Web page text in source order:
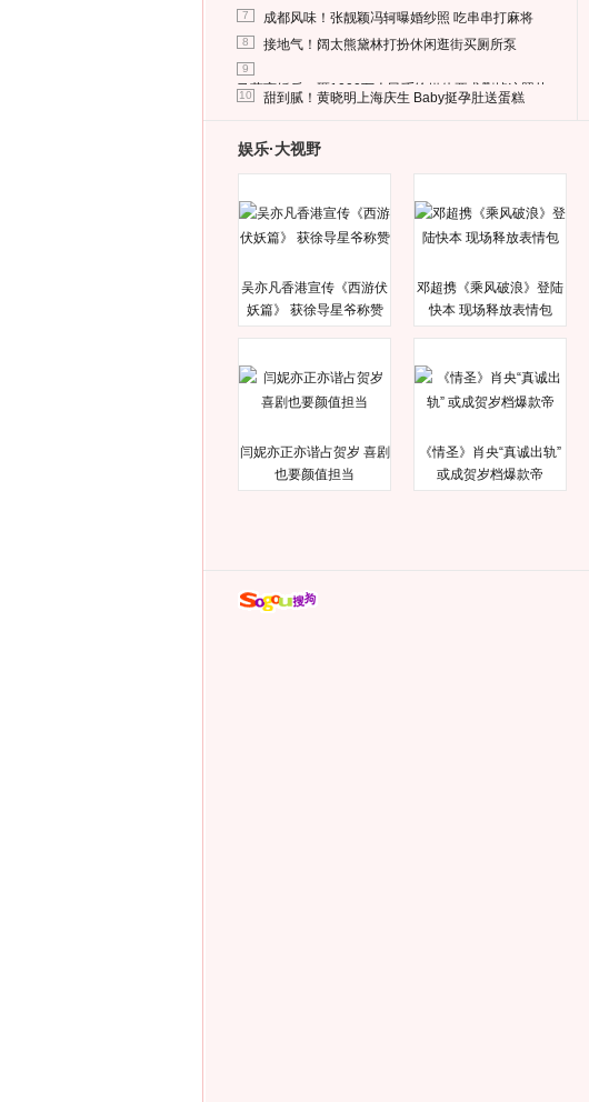
7 成都风味！张靓颖冯轲曝婚纱照 吃串串打麻将
8 接地气！阔太熊黛林打扮休闲逛街买厕所泵
9
马蓉离婚后，砸1000万人民币给媒体要求删掉这照片
10 甜到腻！黄晓明上海庆生 Baby挺孕肚送蛋糕
娱乐·大视野
吴亦凡香港宣传《西游伏
妖篇》 获徐导星爷称赞
邓超携《乘风破浪》登陆
快本 现场释放表情包
闫妮亦正亦谐占贺岁 喜剧
也要颜值担当
《情圣》肖央“真诚出轨”
或成贺岁档爆款帝